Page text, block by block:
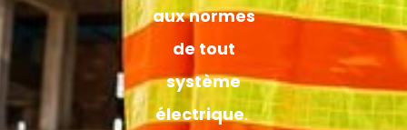
aux normes
de tout
système
électrique.